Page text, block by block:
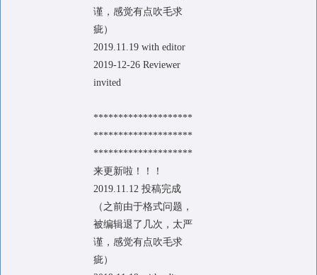
谨，感觉有点吹毛求
疵）
2019.11.19 with editor
2019-12-26 Reviewer
invited
********************
********************
********************
来更新啦！！！
2019.11.12 投稿完成
（之前由于格式问题，
被编辑退了几次，太严
谨，感觉有点吹毛求
疵）